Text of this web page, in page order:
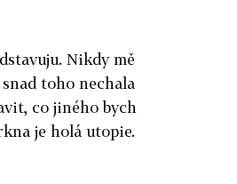
Nikdy mě
toho nechala
co jiného bych
je holá utopie.